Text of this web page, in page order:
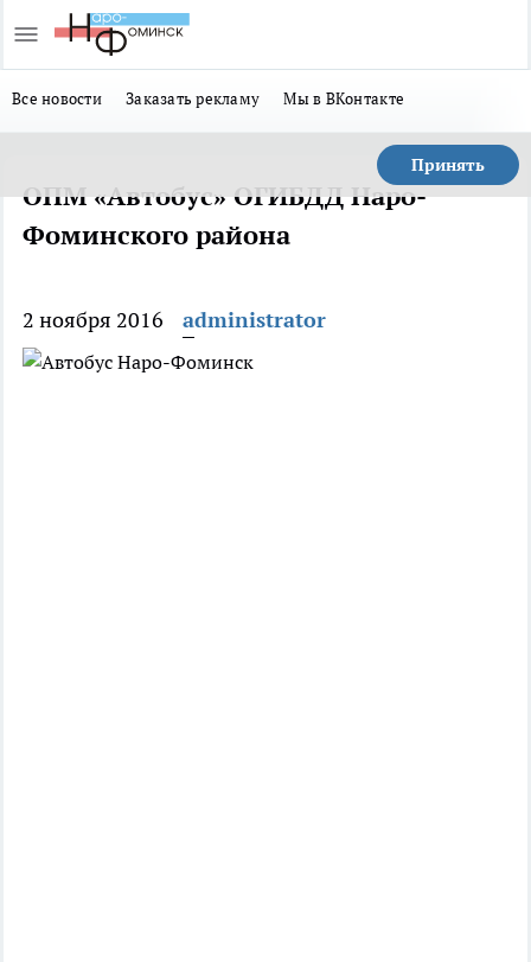
Все новости Заказать рекламу Мы в ВКонтакте
Принять
ОПМ «Автобус» ОГИБДД Наро-
Фоминского района
2 ноября 2016 administrator